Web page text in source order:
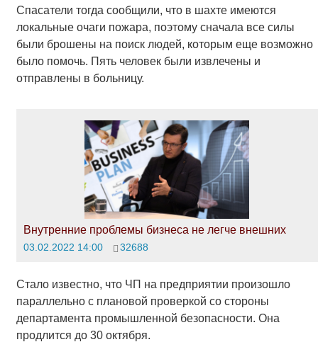
Спасатели тогда сообщили, что в шахте имеются
локальные очаги пожара, поэтому сначала все силы
были брошены на поиск людей, которым еще возможно
было помочь. Пять человек были извлечены и
отправлены в больницу.
Внутренние проблемы бизнеса не легче внешних
03.02.2022 14:00 32688
Стало известно, что ЧП на предприятии произошло
параллельно с плановой проверкой со стороны
департамента промышленной безопасности. Она
продлится до 30 октября.